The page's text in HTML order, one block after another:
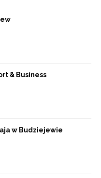
& Business
w Budziejewie